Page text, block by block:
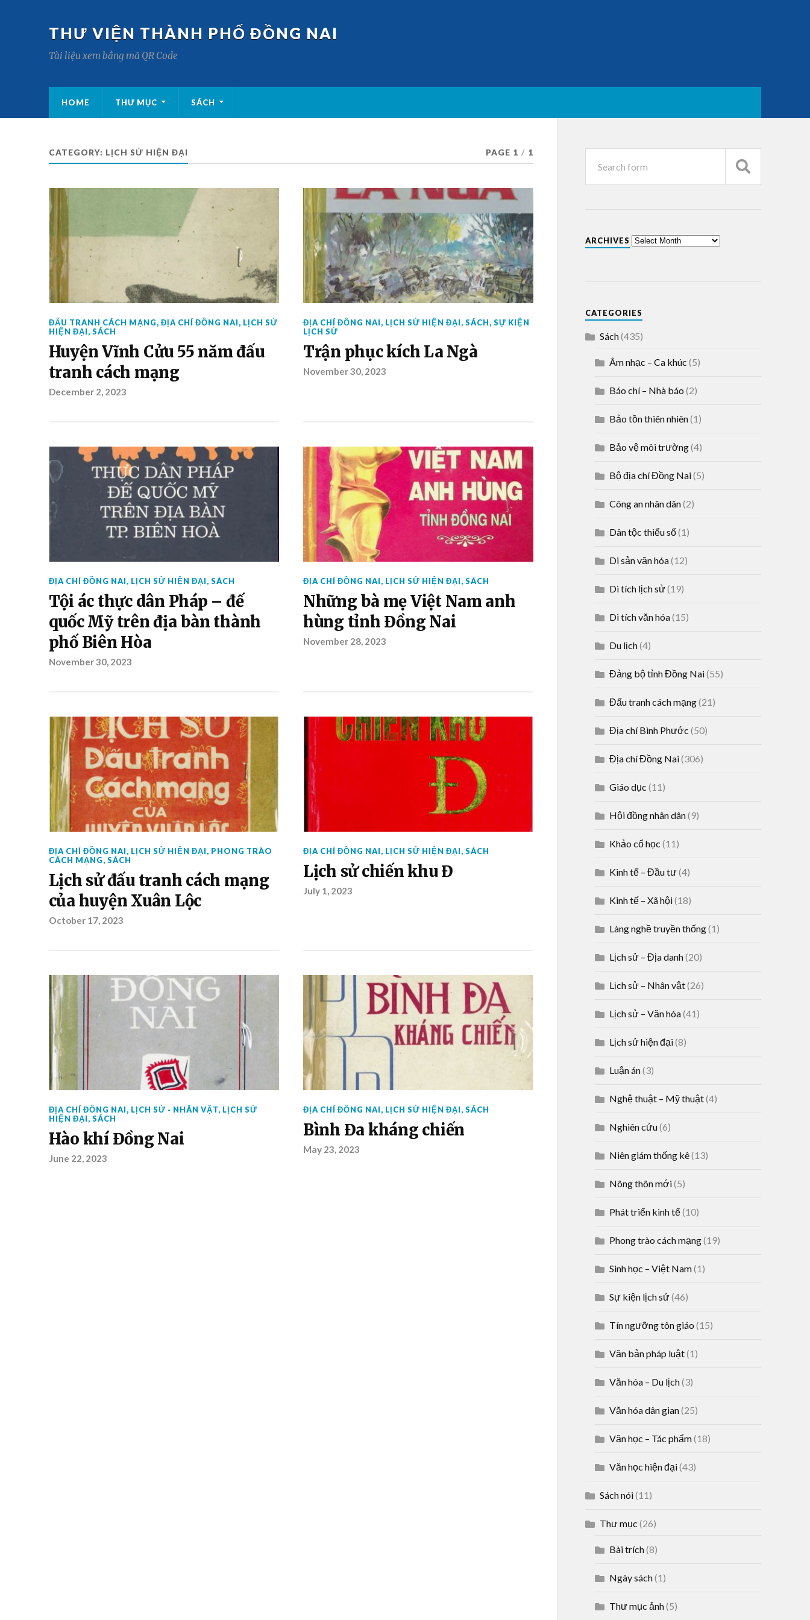
THƯ VIỆN THÀNH PHỐ ĐỒNG NAI
Tài liệu xem bằng mã QR Code
HOME THƯ MỤC SÁCH
CATEGORY: LỊCH SỬ HIỆN ĐẠI PAGE 1 / 1
ĐẤU TRANH CÁCH MẠNG, ĐỊA CHÍ ĐỒNG NAI, LỊCH SỬ
HIỆN ĐẠI, SÁCH
Huyện Vĩnh Cửu 55 năm đấu
tranh cách mạng
December 2, 2023
ĐỊA CHÍ ĐỒNG NAI, LỊCH SỬ HIỆN ĐẠI, SÁCH, SỰ KIỆN
LỊCH SỬ
Trận phục kích La Ngà
November 30, 2023
ĐỊA CHÍ ĐỒNG NAI, LỊCH SỬ HIỆN ĐẠI, SÁCH
Tội ác thực dân Pháp – đế
quốc Mỹ trên địa bàn thành
phố Biên Hòa
November 30, 2023
ĐỊA CHÍ ĐỒNG NAI, LỊCH SỬ HIỆN ĐẠI, SÁCH
Những bà mẹ Việt Nam anh
hùng tỉnh Đồng Nai
November 28, 2023
ĐỊA CHÍ ĐỒNG NAI, LỊCH SỬ HIỆN ĐẠI, PHONG TRÀO
CÁCH MẠNG, SÁCH
Lịch sử đấu tranh cách mạng
của huyện Xuân Lộc
October 17, 2023
ĐỊA CHÍ ĐỒNG NAI, LỊCH SỬ HIỆN ĐẠI, SÁCH
Lịch sử chiến khu Đ
July 1, 2023
ĐỊA CHÍ ĐỒNG NAI, LỊCH SỬ - NHÂN VẬT, LỊCH SỬ
HIỆN ĐẠI, SÁCH
Hào khí Đồng Nai
June 22, 2023
ĐỊA CHÍ ĐỒNG NAI, LỊCH SỬ HIỆN ĐẠI, SÁCH
Bình Đa kháng chiến
May 23, 2023
ARCHIVES
CATEGORIES
Sách(435)
Âm nhạc – Ca khúc (5)
Báo chí – Nhà báo (2)
Bảo tồn thiên nhiên(1)
Bảo vệ môi trường(4)
Bộ địa chí Đồng Nai(5)
Công an nhân dân(2)
Dân tộc thiểu số(1)
Di sản văn hóa(12)
Di tích lịch sử(19)
Di tích văn hóa(15)
Du lịch(4)
Đảng bộ tỉnh Đồng Nai(55)
Đấu tranh cách mạng(21)
Địa chí Bình Phước (50)
Địa chí Đồng Nai(306)
Giáo dục (11)
Hội đồng nhân dân(9)
Khảo cổ học (11)
Kinh tế – Đầu tư(4)
Kinh tế – Xã hội(18)
Làng nghề truyền thống(1)
Lịch sử – Địa danh(20)
Lịch sử – Nhân vật(26)
Lịch sử – Văn hóa(41)
Lịch sử hiện đại(8)
Luận án(3)
Nghệ thuật – Mỹ thuật(4)
Nghiên cứu(6)
Niên giám thống kê(13)
Nông thôn mới(5)
Phát triển kinh tế(10)
Phong trào cách mạng(19)
Sinh học – Việt Nam(1)
Sự kiện lịch sử(46)
Tín ngưỡng tôn giáo (15)
Văn bản pháp luật(1)
Văn hóa – Du lịch(3)
Văn hóa dân gian(25)
Văn học – Tác phẩm(18)
Văn học hiện đại(43)
Sách nói(11)
Thư mục (26)
Bài trích(8)
Ngày sách(1)
Thư mục ảnh(5)